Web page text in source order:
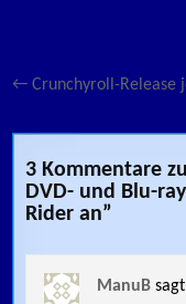
← Crunchyroll-Release
3 Kommentare
DVD- und Blu-
Rider an”
ManuB